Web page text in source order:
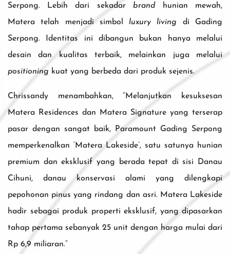
Serpong. Lebih dari sekadar brand
hunian mewah,
Matera telah menjadi simbol luxury living di Gading
Serpong. Identitas ini dibangun bukan hanya melalui
desain dan kualitas terbaik, melainkan juga melalui
positioning kuat yang berbeda dari produk sejenis.
Chrissandy menambahkan, “Melanjutkan kesuksesan
Matera Residences dan Matera Signature yang terserap
pasar dengan sangat baik, Paramount Gading Serpong
memperkenalkan ‘Matera Lakeside’, satu satunya hunian
premium dan eksklusif yang berada tepat di sisi Danau
Cihuni, danau konservasi alami yang dilengkapi
pepohonan pinus yang rindang dan asri. Matera Lakeside
hadir sebagai produk properti eksklusif, yang dipasarkan
tahap pertama sebanyak 25 unit dengan harga mulai dari
Rp 6,9 miliaran.”